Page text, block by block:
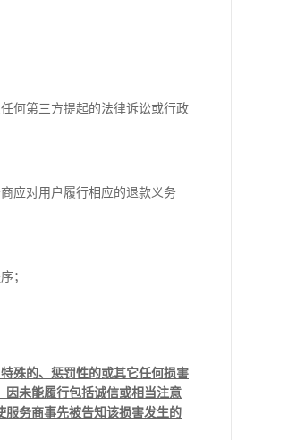
何第三方提起的法律诉讼或行政
应对用户履行相应的退款义务
；
殊的、惩罚性的或其它任何损害
因未能履行包括诚信或相当注意
务商事先被告知该损害发生的